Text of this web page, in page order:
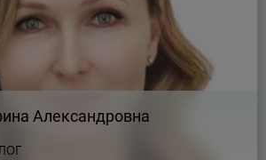
Александровна